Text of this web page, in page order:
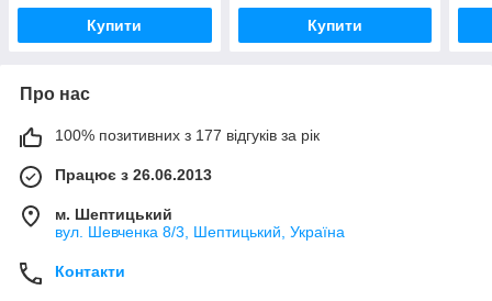
Купити Купити
Про нас
100% позитивних з 177 відгуків за рік
Працює з 26.06.2013
м. Шептицький
вул. Шевченка 8/3, Шептицький, Україна
Контакти